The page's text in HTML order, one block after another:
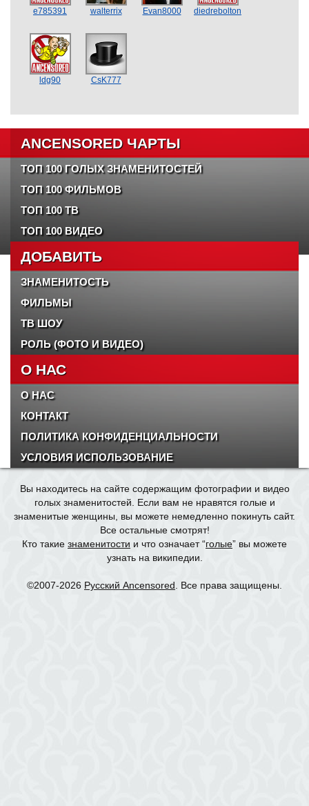
e785391 walterrix Evan8000 diedrebolton
ldg90 CsK777
ANCENSORED ЧАРТЫ
ТОП 100 ГОЛЫХ ЗНАМЕНИТОСТЕЙ
ТОП 100 ФИЛЬМОВ
ТОП 100 ТВ
ТОП 100 ВИДЕО
ДОБАВИТЬ
ЗНАМЕНИТОСТЬ
ФИЛЬМЫ
ТВ ШОУ
РОЛЬ (ФОТО И ВИДЕО)
О НАС
О НАС
КОНТАКТ
ПОЛИТИКА КОНФИДЕНЦИАЛЬНОСТИ
УСЛОВИЯ ИСПОЛЬЗОВАНИЕ
Вы находитесь на сайте содержащим фотографии и видео
голых знаменитостей. Если вам не нравятся голые и
знаменитые женщины, вы можете немедленно покинуть сайт.
Все остальные смотрят!
Кто такие знаменитости и что означает “голые” вы можете
узнать на википедии.
©2007-2026 Русский Ancensored . Все права защищены.